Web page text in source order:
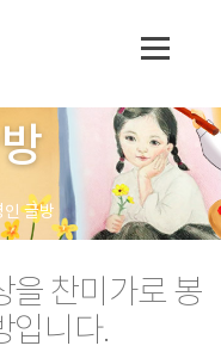
인 글방
을 찬미가로 봉
입니다.